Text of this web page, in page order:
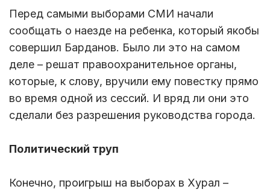
Перед самыми выборами СМИ начали
сообщать о наезде на ребенка, который якобы
совершил Барданов. Было ли это на самом
деле – решат правоохранительное органы,
которые, к слову, вручили ему повестку прямо
во время одной из сессий. И вряд ли они это
сделали без разрешения руководства города.
Политический труп
Конечно, проигрыш на выборах в Хурал –